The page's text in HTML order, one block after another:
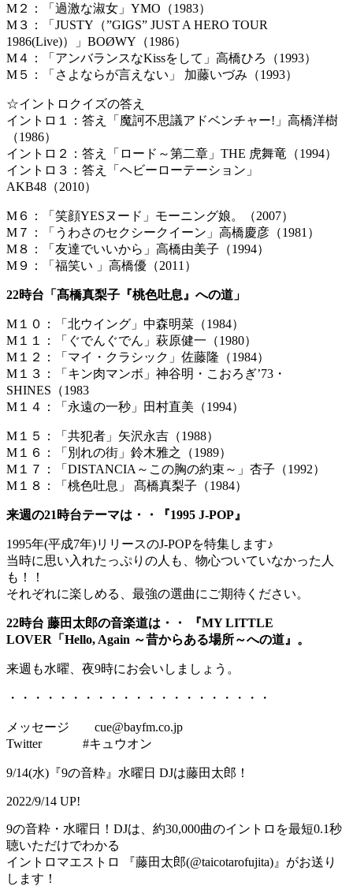
M２：「過激な淑女」YMO（1983）
M３：「JUSTY（”GIGS” JUST A HERO TOUR
1986(Live)）」BOØWY（1986）
M４：「アンバランスなKissをして」高橋ひろ（1993）
M５：「さよならが言えない」 加藤いづみ（1993）
☆イントロクイズの答え
イントロ１：答え「魔訶不思議アドベンチャー!」高橋洋樹
（1986）
イントロ２：答え「ロード～第二章」THE 虎舞竜（1994）
イントロ３：答え「ヘビーローテーション」
AKB48（2010）
M６：「笑顔YESヌード」モーニング娘。（2007）
M７：「うわさのセクシークイーン」高橋慶彦（1981）
M８：「友達でいいから」高橋由美子（1994）
M９：「福笑い 」高橋優（2011）
22時台「髙橋真梨子『桃色吐息』への道」
M１０：「北ウイング」中森明菜（1984）
M１１：「ぐでんぐでん」萩原健一（1980）
M１２：「マイ・クラシック」佐藤隆（1984）
M１３：「キン肉マンボ」神谷明・こおろぎ’73・
SHINES（1983
M１４：「永遠の一秒」田村直美（1994）
M１５：「共犯者」矢沢永吉（1988）
M１６：「別れの街」鈴木雅之（1989）
M１７：「DISTANCIA～この胸の約束～」杏子（1992）
M１８：「桃色吐息」 髙橋真梨子（1984）
来週の21時台テーマは・・『1995 J-POP』
1995年(平成7年)リリースのJ-POPを特集します♪
当時に思い入れたっぷりの人も、物心ついていなかった人
も！！
それぞれに楽しめる、最強の選曲にご期待ください。
22時台 藤田太郎の音楽道は・・ 『MY LITTLE
LOVER「Hello, Again ～昔からある場所～への道』。
来週も水曜、夜9時にお会いしましょう。
・・・・・・・・・・・・・・・・・・・・・
メッセージ cue@bayfm.co.jp
Twitter #キュウオン
9/14(水)『9の音粋』水曜日 DJは藤田太郎！
2022/9/14 UP!
9の音粋・水曜日！DJは、約30,000曲のイントロを最短0.1秒
聴いただけでわかる
イントロマエストロ 『藤田太郎(@taicotarofujita)』がお送り
します！